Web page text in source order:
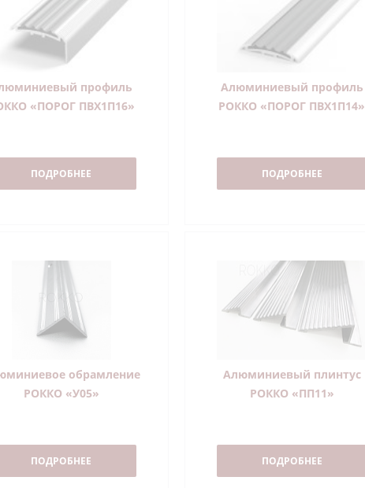
профиль
«ПОРОГ ПВХ1П16»
ПОДРОБНЕЕ
Алюминиевый профиль
РОККО «ПОРОГ ПВХ1П14»
ПОДРОБНЕЕ
обрамление
РОККО «У05»
ПОДРОБНЕЕ
Алюминиевый плинтус
РОККО «ПП11»
ПОДРОБНЕЕ